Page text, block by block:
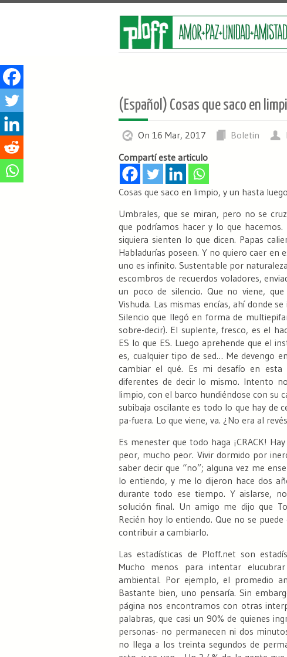
(Español) Cosas que saco en
On 16 Mar, 2017 Boletin
Compartí este articulo
Cosas que saco en limpio, y un hasta
Umbrales, que se miran, pero no se
que podríamos hacer y lo que
siquiera sienten lo que dicen. Papas
Habladurías poseen. Y no quiero caer en
uno es infinito. Sustentable por
escombros de recuerdos voladores,
un poco de silencio. Que no viene,
Vishuda. Las mismas encías, ahí donde
Silencio que llegó en forma de
sobre-decir). El suplente, fresco, es el
ES lo que ES. Luego aprehende que el
es, cualquier tipo de sed… Me devengo
cambiar el qué. Es mi desafío en esta
diferentes de decir lo mismo. Intento
limpio, con el barco hundiéndose con su
subibaja oscilante es todo lo que hay de
pa-fuera. Lo que viene, va. ¿No era al
Es menester que todo haga ¡CRACK!
peor, mucho peor. Vivir dormido por
saber decir que “no”; alguna vez me
lo entiendo, y me lo dijeron hace dos
durante todo ese tiempo. Y aislarse,
solución final. Un amigo me dijo que
Recién hoy lo entiendo. Que no se
contribuir a cambiarlo.
Las estadísticas de Ploff.net son
Mucho menos para intentar
ambiental. Por ejemplo, el promedio
Bastante bien, uno pensaría. Sin
página nos encontramos con otras
palabras, que casi un 90% de quienes
personas- no permanecen ni dos
no llega a los treinta segundos de